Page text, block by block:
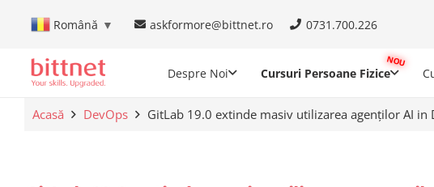
Română ▼ askformore@bittnet.ro 0731.700.226
Despre Noi Cursuri Persoane Fizice
Acasă DevOps GitLab 19.0 extinde masiv utilizarea agenților AI in